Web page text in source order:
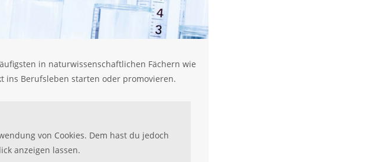
in naturwissenschaftlichen Fächern wie
ins Berufsleben starten oder promovieren.
von Cookies. Dem hast du jedoch
anzeigen lassen.